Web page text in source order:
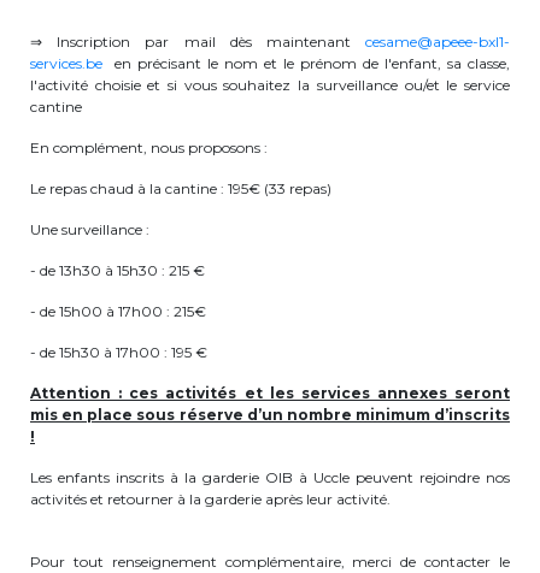
Lockers
+32 (0)2 373 87 68
casiers@apeee-bxl1-services.be
BE52 3101 4777 1809
Natation (toutes les écoles)
BE30 3100 2003 2711
Transport
+32 (0)2 374 70 46
⇒ Inscription par mail dès maintenant cesame@apeee-bxl1-
services.be en précisant le nom et le prénom de l'enfant, sa classe,
l'activité choisie et si vous souhaitez la surveillance ou/et le service
cantine
En complément, nous proposons :
Le repas chaud à la cantine : 195€ (33 repas)
Une surveillance :
- de 13h30 à 15h30 : 215 €
- de 15h00 à 17h00 : 215€
- de 15h30 à 17h00 : 195 €
Attention : ces activités et les services annexes seront
mis en place sous réserve d’un nombre minimum d’inscrits
!
Les enfants inscrits à la garderie OIB à Uccle peuvent rejoindre nos
activités et retourner à la garderie après leur activité.
Pour tout renseignement complémentaire, merci de contacter le